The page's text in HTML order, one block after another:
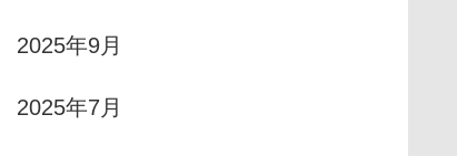
2025年9月
2025年7月